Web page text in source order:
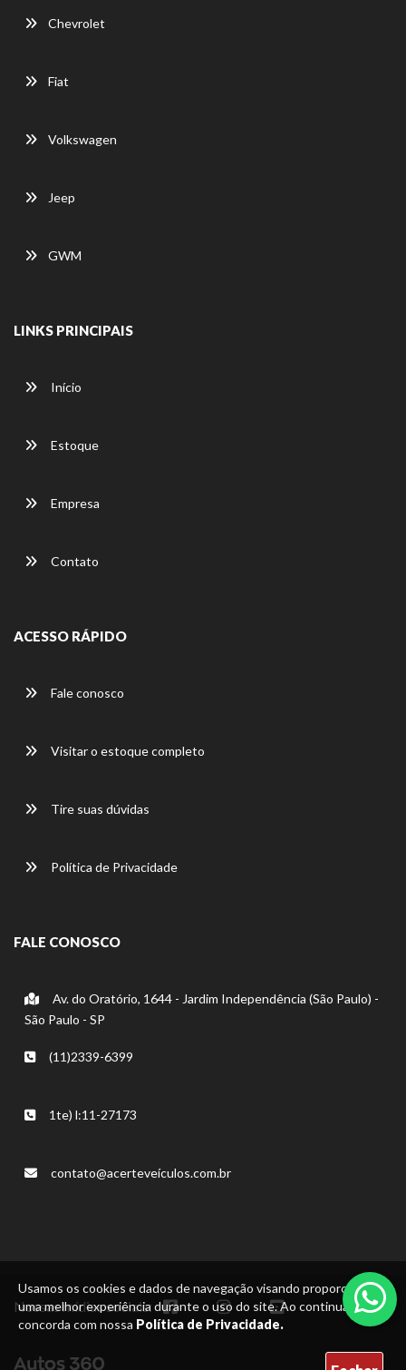
Usamos os cookies e dados de navegação visando proporcionar
uma melhor experiência durante o uso do site. Ao continuar, você
concorda com nossa Política de Privacidade.
Chevrolet
Fiat
Volkswagen
Jeep
GWM
LINKS PRINCIPAIS
Início
Estoque
Empresa
Contato
ACESSO RÁPIDO
Fale conosco
Visitar o estoque completo
Tire suas dúvidas
Política de Privacidade
FALE CONOSCO
Av. do Oratório, 1644 - Jardim Independência (São Paulo) -
São Paulo - SP
(11)2339-6399
1te) l:11-27173
contato@acerteveículos.com.br
Nossas mídias sociais: